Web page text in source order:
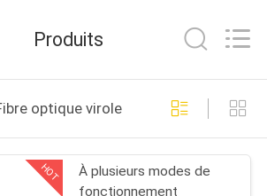
à fibre
288
Produits
optique virole
HOT
À plusieurs modes de
fonctionnement